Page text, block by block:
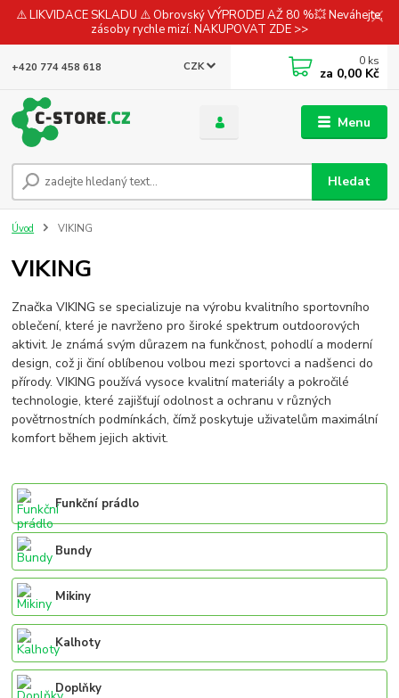
⚠️ LIKVIDACE SKLADU ⚠️ Obrovský VÝPRODEJ AŽ 80 %💥 Neváhejte,
zásoby rychle mizí. NAKUPOVAT ZDE >>
Menu
CZK
Hledat
+420 774 458 618 0 ks
za 0,00 Kč
Úvod VIKING
VIKING
Značka VIKING se specializuje na výrobu kvalitního sportovního
oblečení, které je navrženo pro široké spektrum outdoorových
aktivit. Je známá svým důrazem na funkčnost, pohodlí a moderní
design, což ji činí oblíbenou volbou mezi sportovci a nadšenci do
přírody. VIKING používá vysoce kvalitní materiály a pokročilé
technologie, které zajišťují odolnost a ochranu v různých
povětrnostních podmínkách, čímž poskytuje uživatelům maximální
komfort během jejich aktivit.
Funkční prádlo
Bundy
Mikiny
Kalhoty
Doplňky